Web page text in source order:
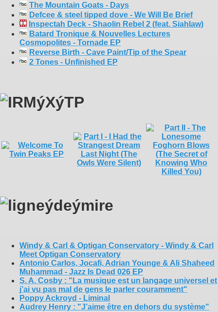
The Mountain Goats - Days
Defcee & steel tipped dove - We Will Be Brief
Inspectah Deck - Shaolin Rebel 2 (feat. Siahlaw)
Batard Tronique & Nouvelles Lectures
Cosmopolites - Tornade EP
Reverse Birth - Cave Paint/Tip of the Spear
2 Tones - Unfinished EP
Windy & Carl & Optigan Conservatory - Windy & Carl
Meet Optigan Conservatory
Antonio Carlos, Jocafi, Adrian Younge & Ali Shaheed
Muhammad - Jazz Is Dead 026 EP
S. A. Cosby : "La musique est un langage universel et
j’ai vu pas mal de gens le parler couramment"
Poppy Ackroyd - Liminal
Audrey Henry : "J’aime être en dehors du système"